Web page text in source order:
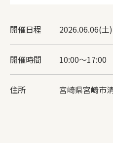
開催日程 2026.06.06(土
開催時間 10:00〜17:00
住所 宮崎県宮崎市